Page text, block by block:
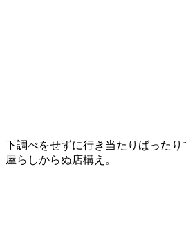
下調べをせずに行き当たりばった
屋らしからぬ店構え。